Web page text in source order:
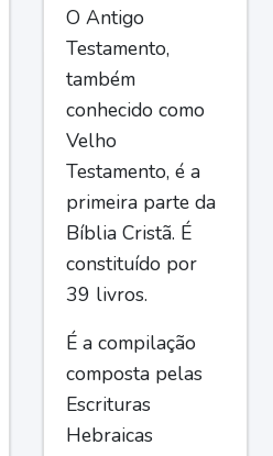
O Antigo
Testamento,
também
conhecido como
Velho
Testamento, é a
primeira parte da
Bíblia Cristã. É
constituído por
39 livros.
É a compilação
composta pelas
Escrituras
Hebraicas